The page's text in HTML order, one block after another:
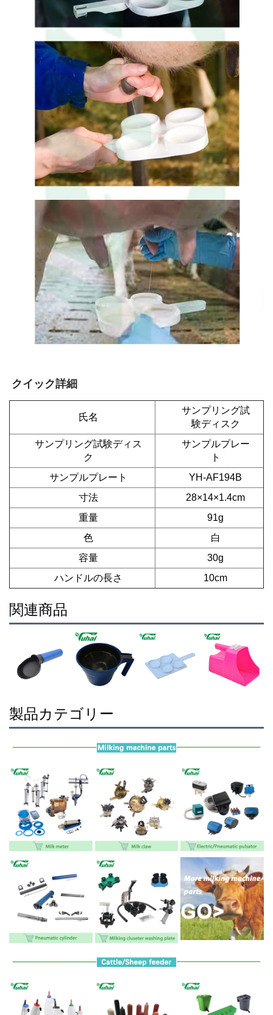
クイック詳細
氏名
サンプリング試
験ディスク
サンプリング試験ディス
ク
サンプルプレー
ト
サンプルプレート
YH-AF194B
寸法
28×14×1.4cm
重量
91g
色
白
容量
30g
ハンドルの長さ
10cm
関連商品
製品カテゴリー